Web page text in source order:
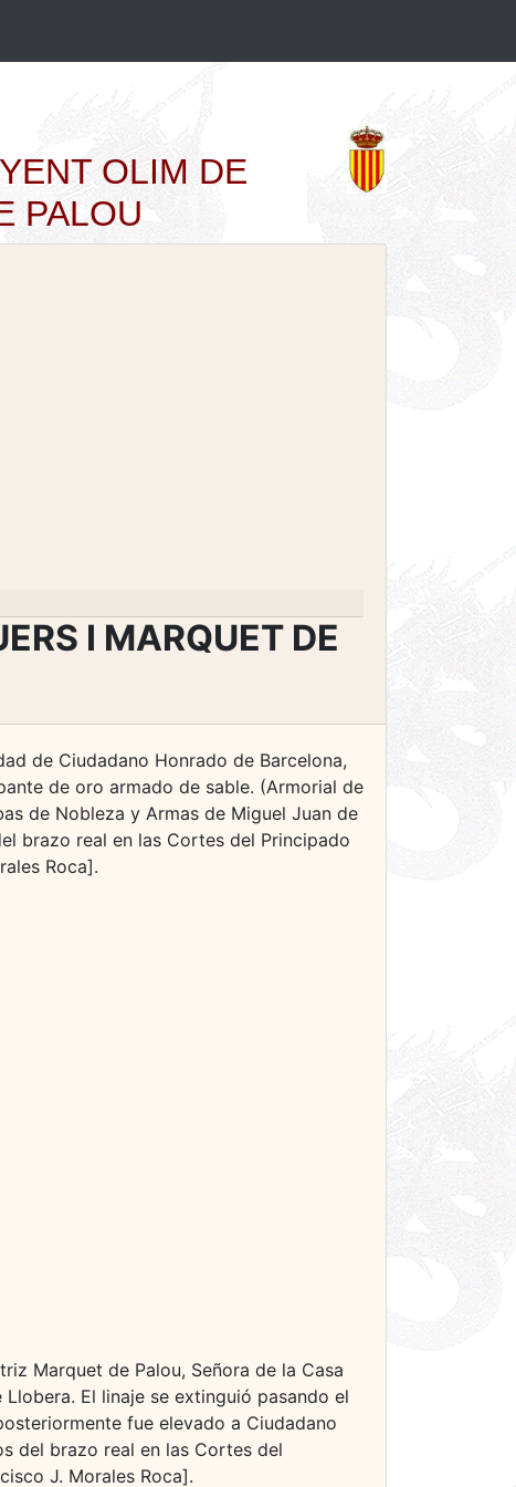
OLIM DE
PALOU
I MARQUET DE
de Ciudadano Honrado de Barcelona,
de oro armado de sable. (Armorial de
de Nobleza y Armas de Miguel Juan de
brazo real en las Cortes del Principado
Roca].
Marquet de Palou, Señora de la Casa
El linaje se extinguió pasando el
fue elevado a Ciudadano
del brazo real en las Cortes del
J. Morales Roca].